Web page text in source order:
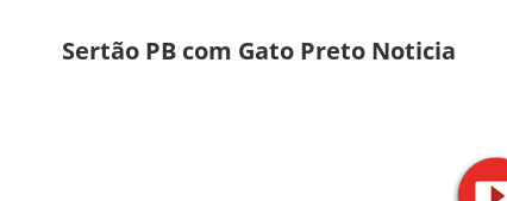
Sertão PB com Gato Preto Noticia